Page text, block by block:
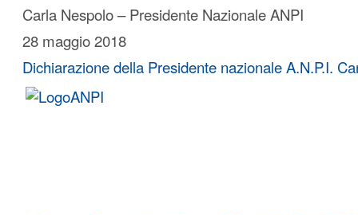
Carla Nespolo – Presidente Nazionale ANPI
28 maggio 2018
Dichiarazione della Presidente nazionale A.N.P.I.